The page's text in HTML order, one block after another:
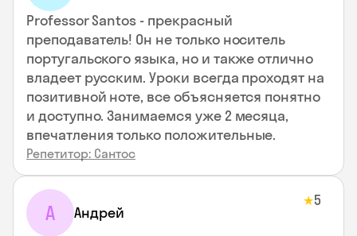
Professor Santos - прекрасный
преподаватель! Он не только носитель
португальского языка, но и также отлично
владеет русским. Уроки всегда проходят на
позитивной ноте, все объясняется понятно
и доступно. Занимаемся уже 2 месяца,
впечатления только положительные.
Репетитор: Сантос
А Андрей
★5